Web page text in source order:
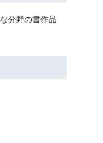
分野の書作品